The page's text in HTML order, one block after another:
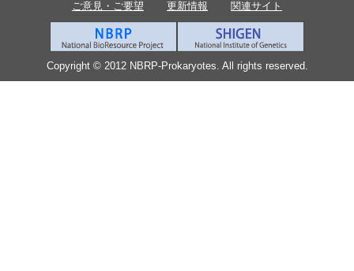
ご意見・ご要望 更新情報 関連サイト
Copyright © 2012 NBRP-Prokaryotes. All rights reserved.